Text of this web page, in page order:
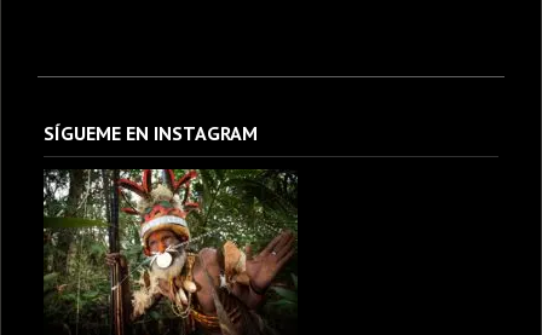
SÍGUEME EN INSTAGRAM